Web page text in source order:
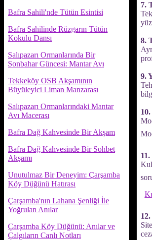
Bafra Sahili'nde Tütün Esintisi
Bafra Sahilinde Rüzgarın Tütün
Kokulu Dansı
Salıpazarı Ormanlarında Bir
Sonbahar Güncesi: Mantar Avı
Tekkeköy OSB Akşamının
Büyüleyici Liman Manzarası
Salıpazarı Ormanlarındaki Mantar
Avı Macerası
Bafra Dağ Kahvesinde Bir Akşam
Bafra Dağ Kahvesinde Bir Sohbet
Akşamı
Unutulmaz Bir Deneyim: Çarşamba
Köy Düğünü Hatırası
Çarşamba'nın Lahana Şenliği İle
Yoğrulan Anılar
Çarşamba Köy Düğünü: Anılar ve
Çalgıların Canlı Notları
7.
8.
9.